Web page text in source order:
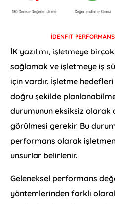
İDENFİT
İK yazılımı, işletmeye
sağlamak ve işletmeye iş
için vardır. İşletme
doğru şekilde
durumunun eksiksiz olarak
görülmesi gerekir. Bu
performans olarak
unsurlar belirlenir.
Geleneksel performans
yöntemlerinden farklı